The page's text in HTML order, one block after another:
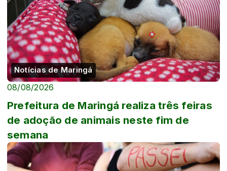
Notícias de Maringá
08/08/2026
Prefeitura de Maringá realiza três feiras
de adoção de animais neste fim de
semana